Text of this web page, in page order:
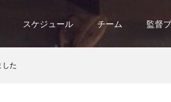
スケジュール チーム 監督
した